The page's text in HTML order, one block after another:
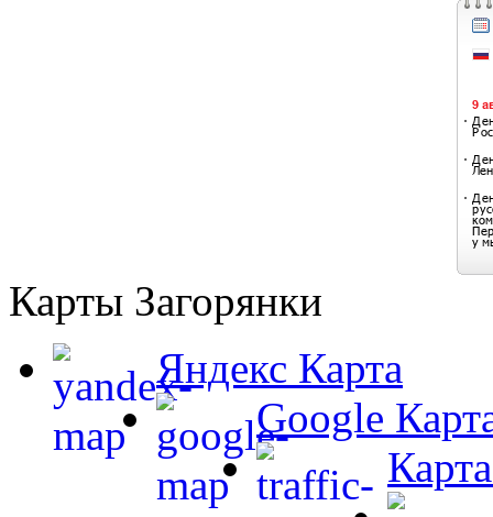
Карты Загорянки
Яндекс Карта
Google